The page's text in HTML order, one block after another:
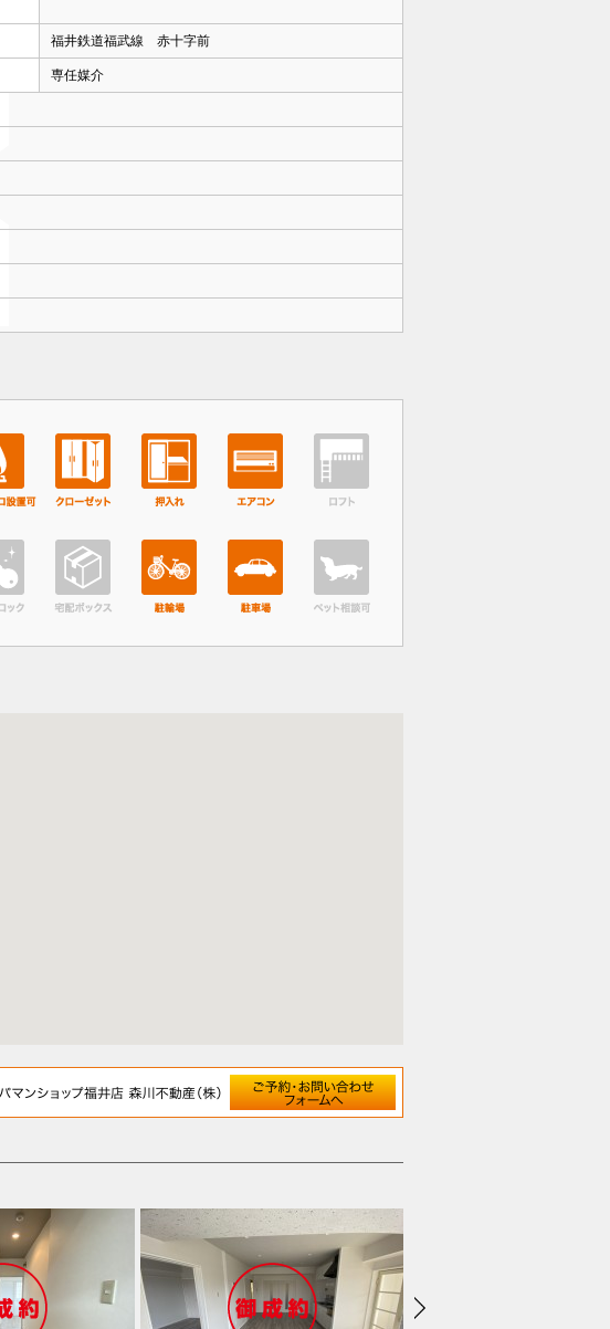
福井鉄道福武線 赤十字前
専任媒介